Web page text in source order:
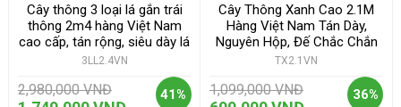
41%
Cây thông 3 loại lá gắn trái
thông 2m4 hàng Việt Nam
cao cấp, tán rộng, siêu dày lá
3LL2.4VN
2,980,000 VNĐ 36%
Cây Thông Xanh Cao 2.1M
Hàng Việt Nam Tán Dày,
Nguyên Hộp, Đế Chắc Chắn
TX2.1VN
1,099,000 VNĐ